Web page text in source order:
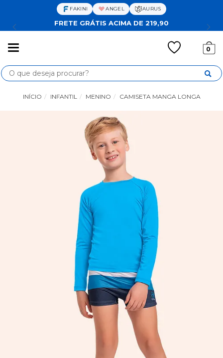
FAKINI ANGEL AURUS
FRETE GRÁTIS ACIMA DE 219,90
0
Busca
INÍCIO INFANTIL MENINO CAMISETA MANGA LONGA